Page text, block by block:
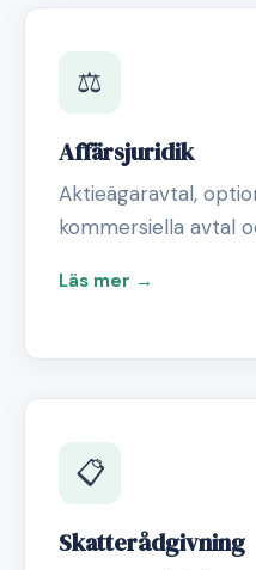
⚖️
Affärsjuridik
Aktieägaravtal,
kommersiella avtal
Läs mer →
📋
Skatterådgivning